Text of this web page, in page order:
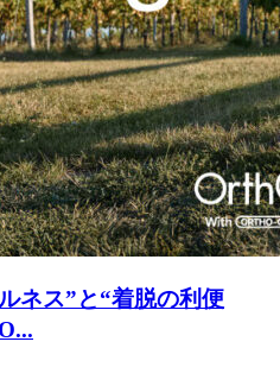
ネス”と“着脱の利便